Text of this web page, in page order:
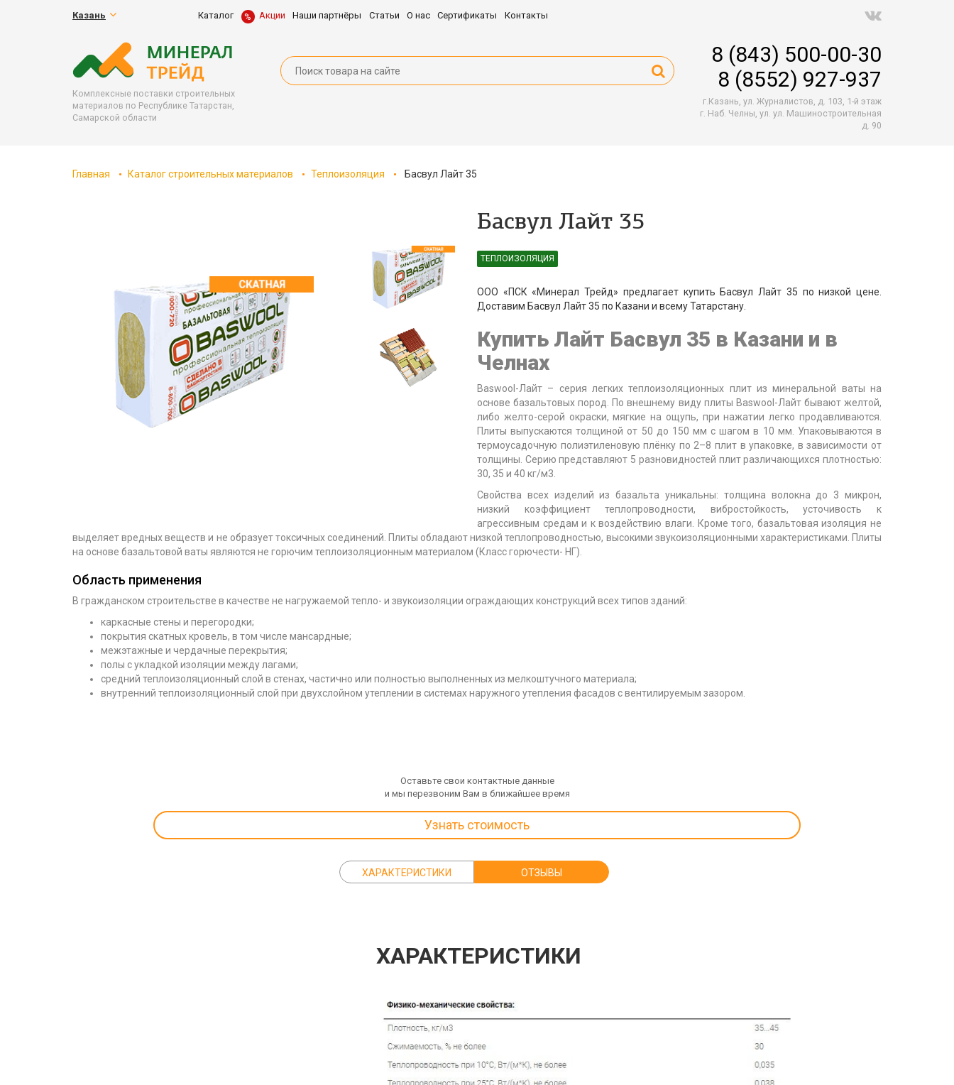
Казань Каталог Акции Наши партнёры Статьи О нас Сертификаты Контакты
Комплексные поставки строительных
материалов по Республике Татарстан,
Самарской области
8 (843) 500-00-30
8 (8552) 927-937
г.Казань, ул. Журналистов, д. 103, 1-й этаж
г. Наб. Челны, ул. ул. Машиностроительная
д. 90
Главная Каталог строительных материалов Теплоизоляция Басвул Лайт 35
Басвул Лайт 35
ТЕПЛОИЗОЛЯЦИЯ
ООО «ПСК «Минерал Трейд» предлагает купить Басвул Лайт 35 по низкой цене.
Доставим Басвул Лайт 35 по Казани и всему Татарстану.
Купить Лайт Басвул 35 в Казани и в
Челнах
Baswool-Лайт – серия легких теплоизоляционных плит из минеральной ваты на
основе базальтовых пород. По внешнему виду плиты Baswool-Лайт бывают желтой,
либо желто-серой окраски, мягкие на ощупь, при нажатии легко продавливаются.
Плиты выпускаются толщиной от 50 до 150 мм с шагом в 10 мм. Упаковываются в
термоусадочную полиэтиленовую плёнку по 2–8 плит в упаковке, в зависимости от
толщины. Серию представляют 5 разновидностей плит различающихся плотностью:
30, 35 и 40 кг/м3.
Свойства всех изделий из базальта уникальны: толщина волокна до 3 микрон,
низкий коэффициент теплопроводности, вибростойкость, усточивость к
агрессивным средам и к воздействию влаги. Кроме того, базальтовая изоляция не
выделяет вредных веществ и не образует токсичных соединений. Плиты обладают низкой теплопроводностью, высокими звукоизоляционными характеристиками. Плиты
на основе базальтовой ваты являются не горючим теплоизоляционным материалом (Класс горючести- НГ).
Область применения
В гражданском строительстве в качестве не нагружаемой тепло- и звукоизоляции ограждающих конструкций всех типов зданий:
каркасные стены и перегородки;
покрытия скатных кровель, в том числе мансардные;
межэтажные и чердачные перекрытия;
полы с укладкой изоляции между лагами;
средний теплоизоляционный слой в стенах, частично или полностью выполненных из мелкоштучного материала;
внутренний теплоизоляционный слой при двухслойном утеплении в системах наружного утепления фасадов с вентилируемым зазором.
Оставьте свои контактные данные
и мы перезвоним Вам в ближайшее время
Узнать стоимость
ХАРАКТЕРИСТИКИ ОТЗЫВЫ
ХАРАКТЕРИСТИКИ